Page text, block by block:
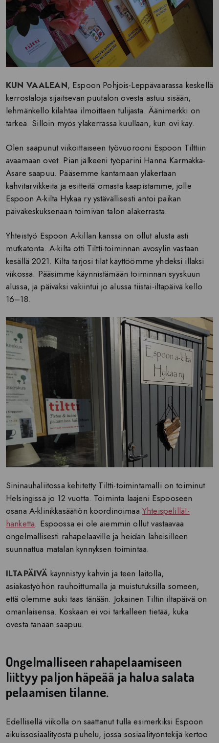
KUN VAALEAN, Espoon Pohjois-Leppävaarassa keskellä
kerrostaloja sijaitsevan puutalon ovesta astuu sisään,
lehmänkello kilahtaa ilmoittaen tulijasta. Äänimerkki on
tärkeä. Silloin myös yläkerrassa kuullaan, kun ovi käy.
Olen saapunut viikoittaiseen työvuorooni Espoon Tilttiin
avaamaan ovet. Pian jälkeeni työparini Hanna Karmakka-
Asare saapuu. Pääsemme kantamaan yläkertaan
kahvitarvikkeita ja esitteitä omasta kaapistamme, jolle
Espoon A-kilta Hykaa ry ystävällisesti antoi paikan
päiväkeskuksenaan toimivan talon alakerrasta.
Yhteistyö Espoon A-killan kanssa on ollut alusta asti
mutkatonta. A-kilta otti Tiltti-toiminnan avosylin vastaan
kesällä 2021. Kilta tarjosi tilat käyttöömme yhdeksi illaksi
viikossa. Pääsimme käynnistämään toiminnan syyskuun
alussa, ja päiväksi vakiintui jo alussa tiistai-iltapäivä kello
16–18.
Sininauhaliitossa kehitetty Tiltti-toimintamalli on toiminut
Helsingissä jo 12 vuotta. Toiminta laajeni Espooseen
osana A-klinikkasäätiön koordinoimaa Yhteispelillä!-
hanketta. Espoossa ei ole aiemmin ollut vastaavaa
ongelmallisesti rahapelaaville ja heidän läheisilleen
suunnattua matalan kynnyksen toimintaa.
ILTAPÄIVÄ käynnistyy kahvin ja teen laitolla,
asiakastyöhön rauhoittumalla ja muistutuksilla someen,
että olemme auki taas tänään. Jokainen Tiltin iltapäivä on
omanlaisensa. Koskaan ei voi tarkalleen tietää, kuka
ovesta tänään saapuu.
Ongelmalliseen rahapelaamiseen
liittyy paljon häpeää ja halua salata
pelaamisen tilanne.
Edellisellä viikolla on saattanut tulla esimerkiksi Espoon
aikuissosiaalityöstä puhelu, jossa sosiaalityöntekijä kertoo